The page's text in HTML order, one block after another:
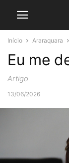
Início Araraquara
Eu me
Artigo
13/06/2026